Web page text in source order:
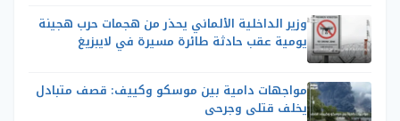
وزير الداخلية الألماني يحذر من هجمات حرب هجينة
يومية عقب حادثة طائرة مسيرة في لايبزيغ
مواجهات دامية بين موسكو وكييف: قصف متبادل
يخلف قتلى وجرحى